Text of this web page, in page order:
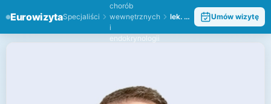
EurowizytaSpecjaliści
chorób
wewnętrznych
i
endokrynologii
lek. med. Przemysław Kopeć Umów wizytę